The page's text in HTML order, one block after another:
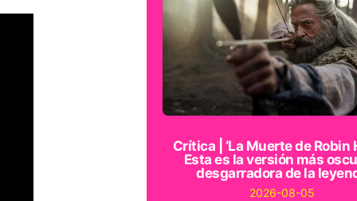
Crítica | ‘La Muerte de Robin
Esta es la versión más
desgarradora de la
2026-08-05